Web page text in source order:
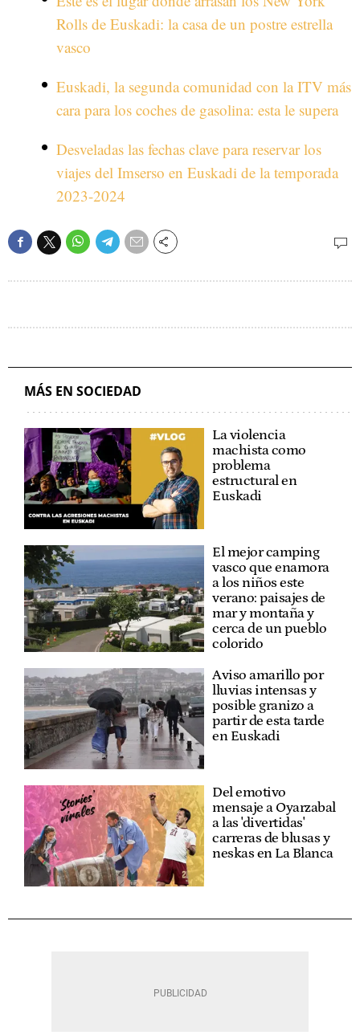
Rolls de Euskadi: la casa de un postre estrella
vasco
Euskadi, la segunda comunidad con la ITV más
cara para los coches de gasolina: esta le supera
Desveladas las fechas clave para reservar los
viajes del Imserso en Euskadi de la temporada
2023-2024
MÁS EN SOCIEDAD
La violencia
machista como
problema
estructural en
Euskadi
El mejor camping
vasco que enamora
a los niños este
verano: paisajes de
mar y montaña y
cerca de un pueblo
colorido
Aviso amarillo por
lluvias intensas y
posible granizo a
partir de esta tarde
en Euskadi
Del emotivo
mensaje a Oyarzabal
a las 'divertidas'
carreras de blusas y
neskas en La Blanca